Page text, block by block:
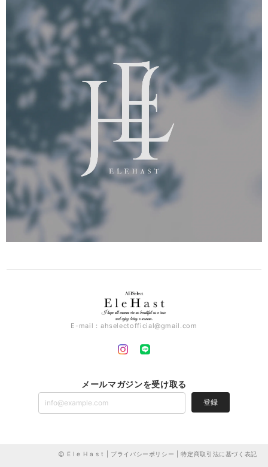
E-mail： ahselectofficial@gmail.com
メールマガジンを受け取る
登録
E l e H a s t | プライバシーポリシー |特定商取引法に基づく表記